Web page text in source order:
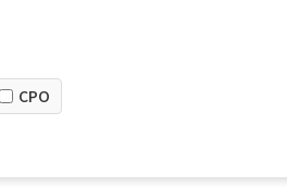
CPO